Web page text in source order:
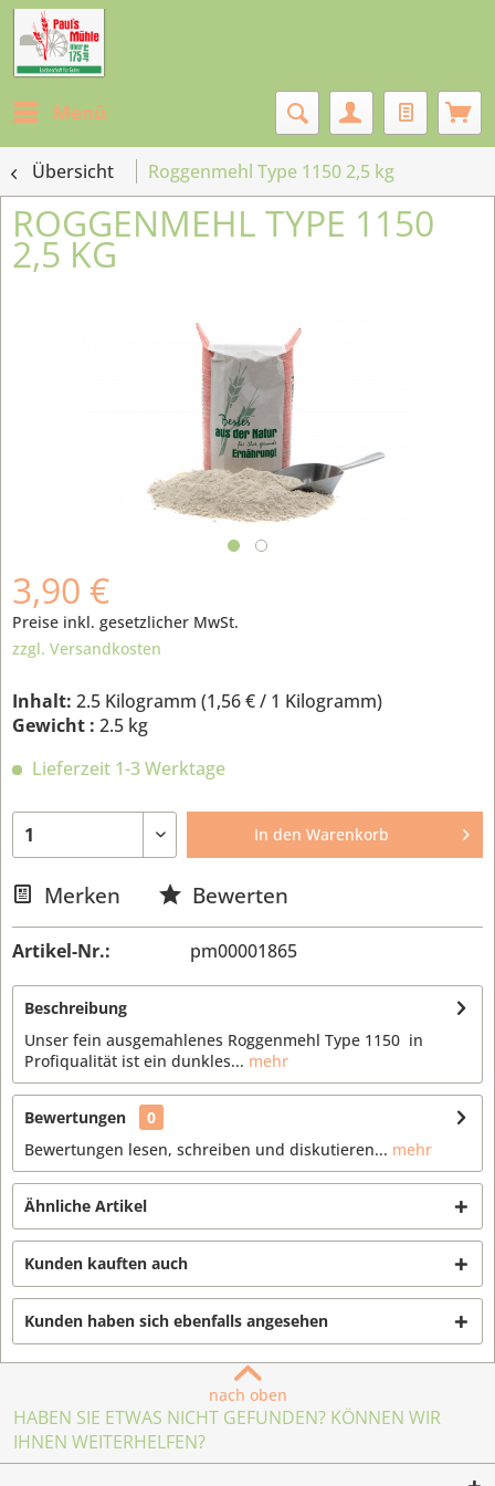
Menü
Übersicht Roggenmehl Type 1150 2,5 kg
ROGGENMEHL TYPE 1150
2,5 KG
3,90 €
Preise inkl. gesetzlicher MwSt.
zzgl. Versandkosten
Inhalt: 2.5 Kilogramm (1,56 €/ 1 Kilogramm)
Gewicht : 2.5 kg
Lieferzeit 1-3 Werktage
In den Warenkorb
Merken Bewerten
Artikel-Nr.: pm00001865
Beschreibung
Unser fein ausgemahlenes Roggenmehl Type 1150 in
Profiqualität ist ein dunkles... mehr
Bewertungen
0
Bewertungen lesen, schreiben und diskutieren... mehr
Ähnliche Artikel
Kunden kauften auch
Kunden haben sich ebenfalls angesehen
nach oben
HABEN SIE ETWAS NICHT GEFUNDEN? KÖNNEN WIR
IHNEN WEITERHELFEN?